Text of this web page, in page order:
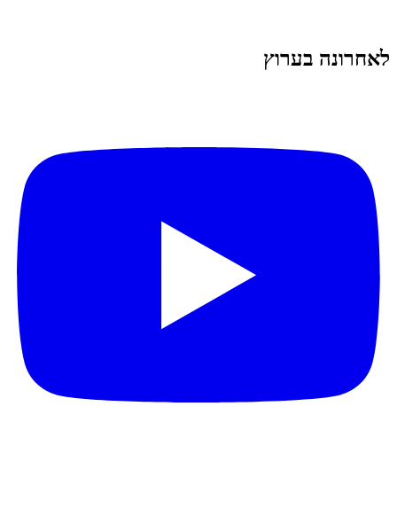
לאחרונה בערוץ